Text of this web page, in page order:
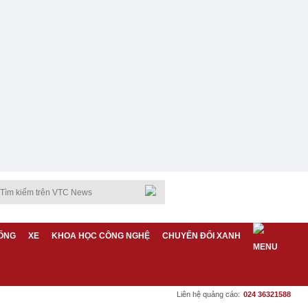
XE KHOA HỌC CÔNG NGHỆ CHUYỂN ĐỔI XANH
Liên hệ quảng cáo: 024 36321588